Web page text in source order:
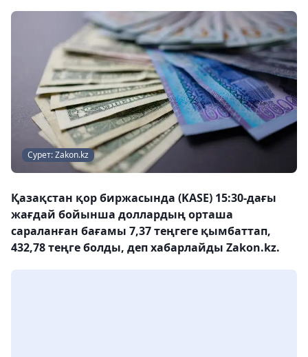
Сурет: Zakon.kz
Қазақстан қор биржасында (KASE) 15:30-дағы
жағдай бойынша доллардың орташа
сараланған бағамы 7,37 теңгеге қымбаттап,
432,78 теңге болды, деп хабарлайды Zakon.kz.